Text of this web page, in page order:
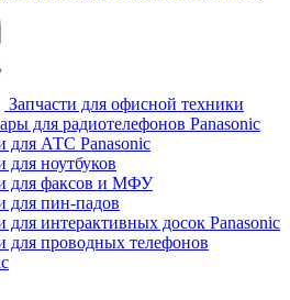
Запчасти для офисной техники
для радиотелефонов Panasonic
для АТС Panasonic
для ноутбуков
для факсов и МФУ
для пин-падов
для интерактивных досок Panasonic
для проводных телефонов